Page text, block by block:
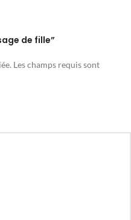
de fille”
Les champs requis sont